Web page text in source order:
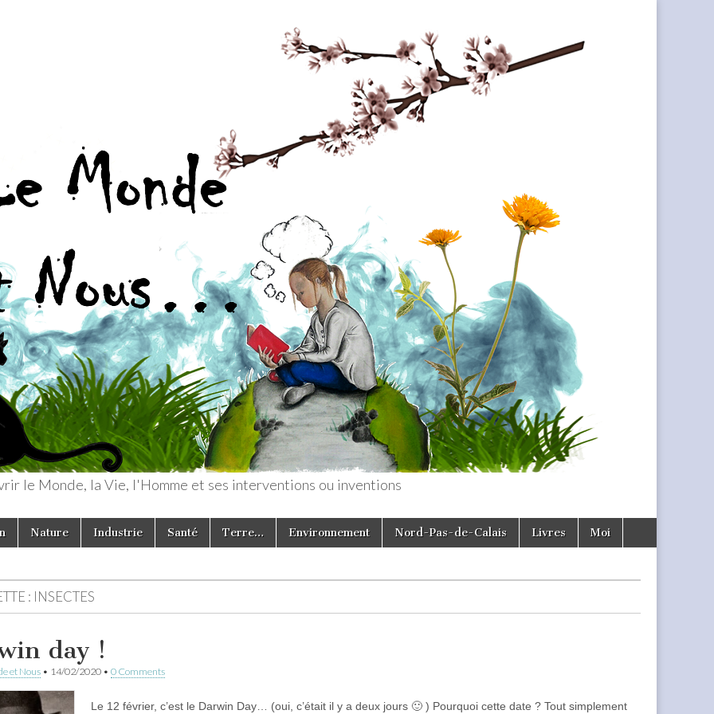
le Monde, la Vie, l'Homme et ses interventions ou inventions
Nature Industrie Santé Terre… Environnement Nord-Pas-de-Calais Livres Moi
: INSECTES
day !
et Nous • 14/02/2020 • 0 Comments
Le 12 février, c’est le Darwin Day… (oui, c’était il y a deux jours 🙂 ) Pourquoi cette date ? Tout simplement